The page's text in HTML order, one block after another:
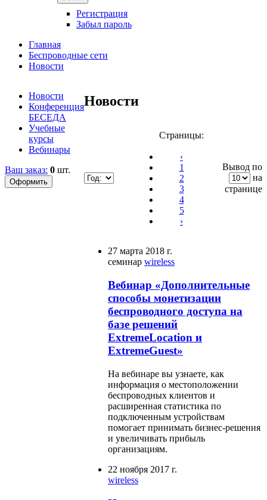
Регистрация
Забыл пароль
Главная
Беспроводные сети
Новости
Новости
Конференция
БЕСЕДА
Учебные
курсы
Вебинары
Ваш заказ: 0 шт.
Новости
Страницы:
‹
1
2
3
4
5
›
Вывод по
на
странице
27 марта 2018 г.
семинар wireless
Вебинар «Дополнительные
способы монетизации
беспроводного доступа на
базе решений
ExtremeLocation и
ExtremeGuest»
На вебинаре вы узнаете, как
информация о местоположении
беспроводных клиентов и
расширенная статистика по
подключенным устройствам
помогает принимать бизнес-решения
и увеличивать прибыль
организациям.
22 ноября 2017 г.
wireless